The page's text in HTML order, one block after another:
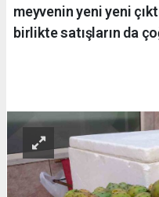
meyvenin yeni yeni
birlikte satışların da